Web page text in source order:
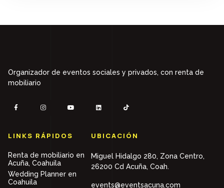
Organizador de eventos sociales y privados, con renta de
mobiliario
LINKS RÁPIDOS
Renta de mobiliario en
Acuña, Coahuila
Wedding Planner en
Coahuila
UBICACIÓN
Miguel Hidalgo 280, Zona Centro,
26200 Cd Acuña, Coah.
events@eventsacuna.com